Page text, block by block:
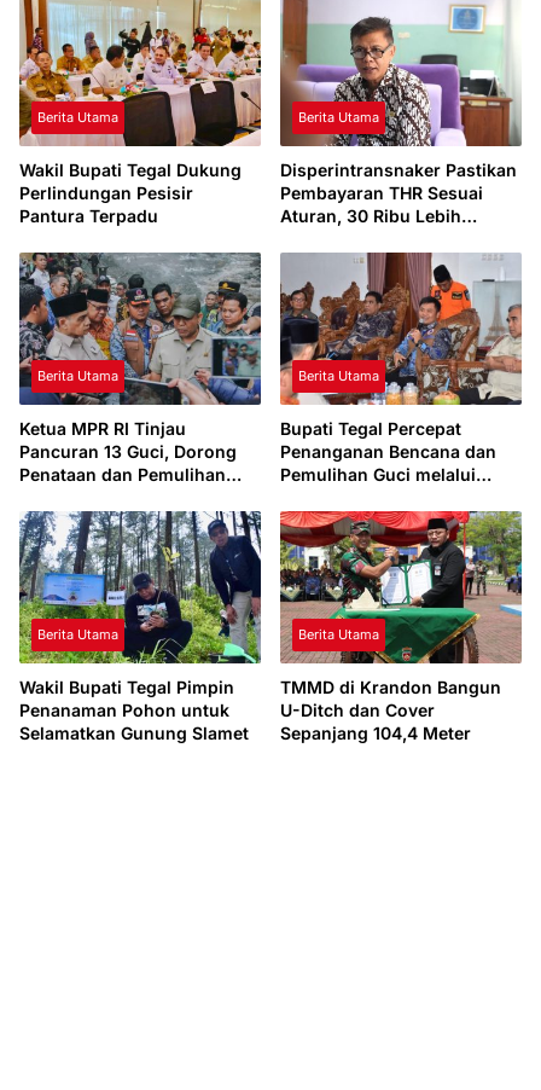
Berita Utama
Wakil Bupati Tegal Dukung
Perlindungan Pesisir
Pantura Terpadu
Berita Utama
Disperintransnaker Pastikan
Pembayaran THR Sesuai
Aturan, 30 Ribu Lebih
Berhak Menerima
Berita Utama
Ketua MPR RI Tinjau
Pancuran 13 Guci, Dorong
Penataan dan Pemulihan
Berita Utama
Bupati Tegal Percepat
Penanganan Bencana dan
Pemulihan Guci melalui
Berita Utama
Wakil Bupati Tegal Pimpin
Penanaman Pohon untuk
Selamatkan Gunung Slamet
Berita Utama
TMMD di Krandon Bangun
U-Ditch dan Cover
Sepanjang 104,4 Meter